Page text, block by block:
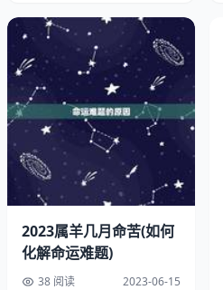
2023属羊几月命苦(如何
化解命运难题)
38 阅读 2023-06-15